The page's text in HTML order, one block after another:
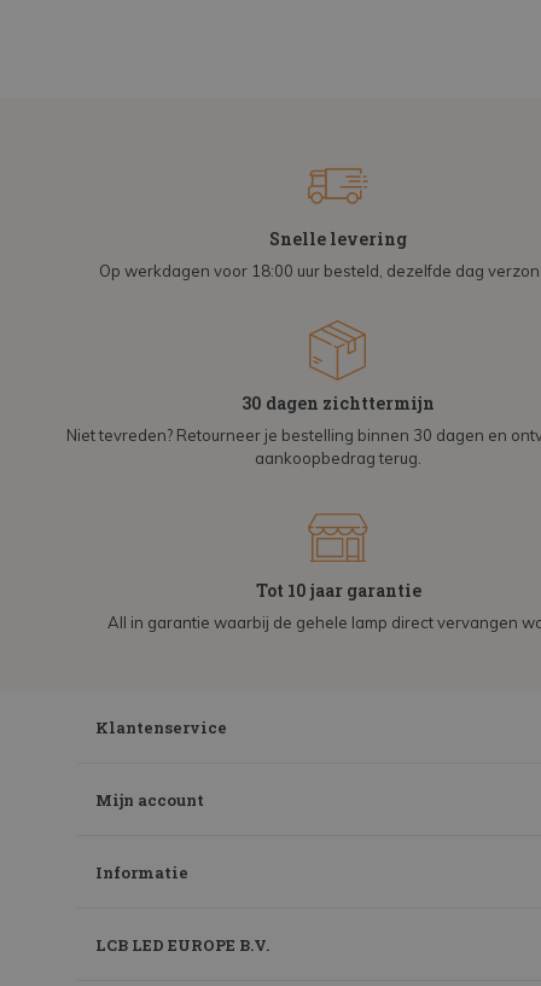
Snelle levering
Op werkdagen voor 18:00 uur besteld, dezelfde dag
30 dagen zichttermijn
Niet tevreden? Retourneer je bestelling binnen 30 dagen en
aankoopbedrag terug.
Tot 10 jaar garantie
All in garantie waarbij de gehele lamp direct vervangen
Klantenservice
Mijn account
Informatie
LCB LED EUROPE B.V.